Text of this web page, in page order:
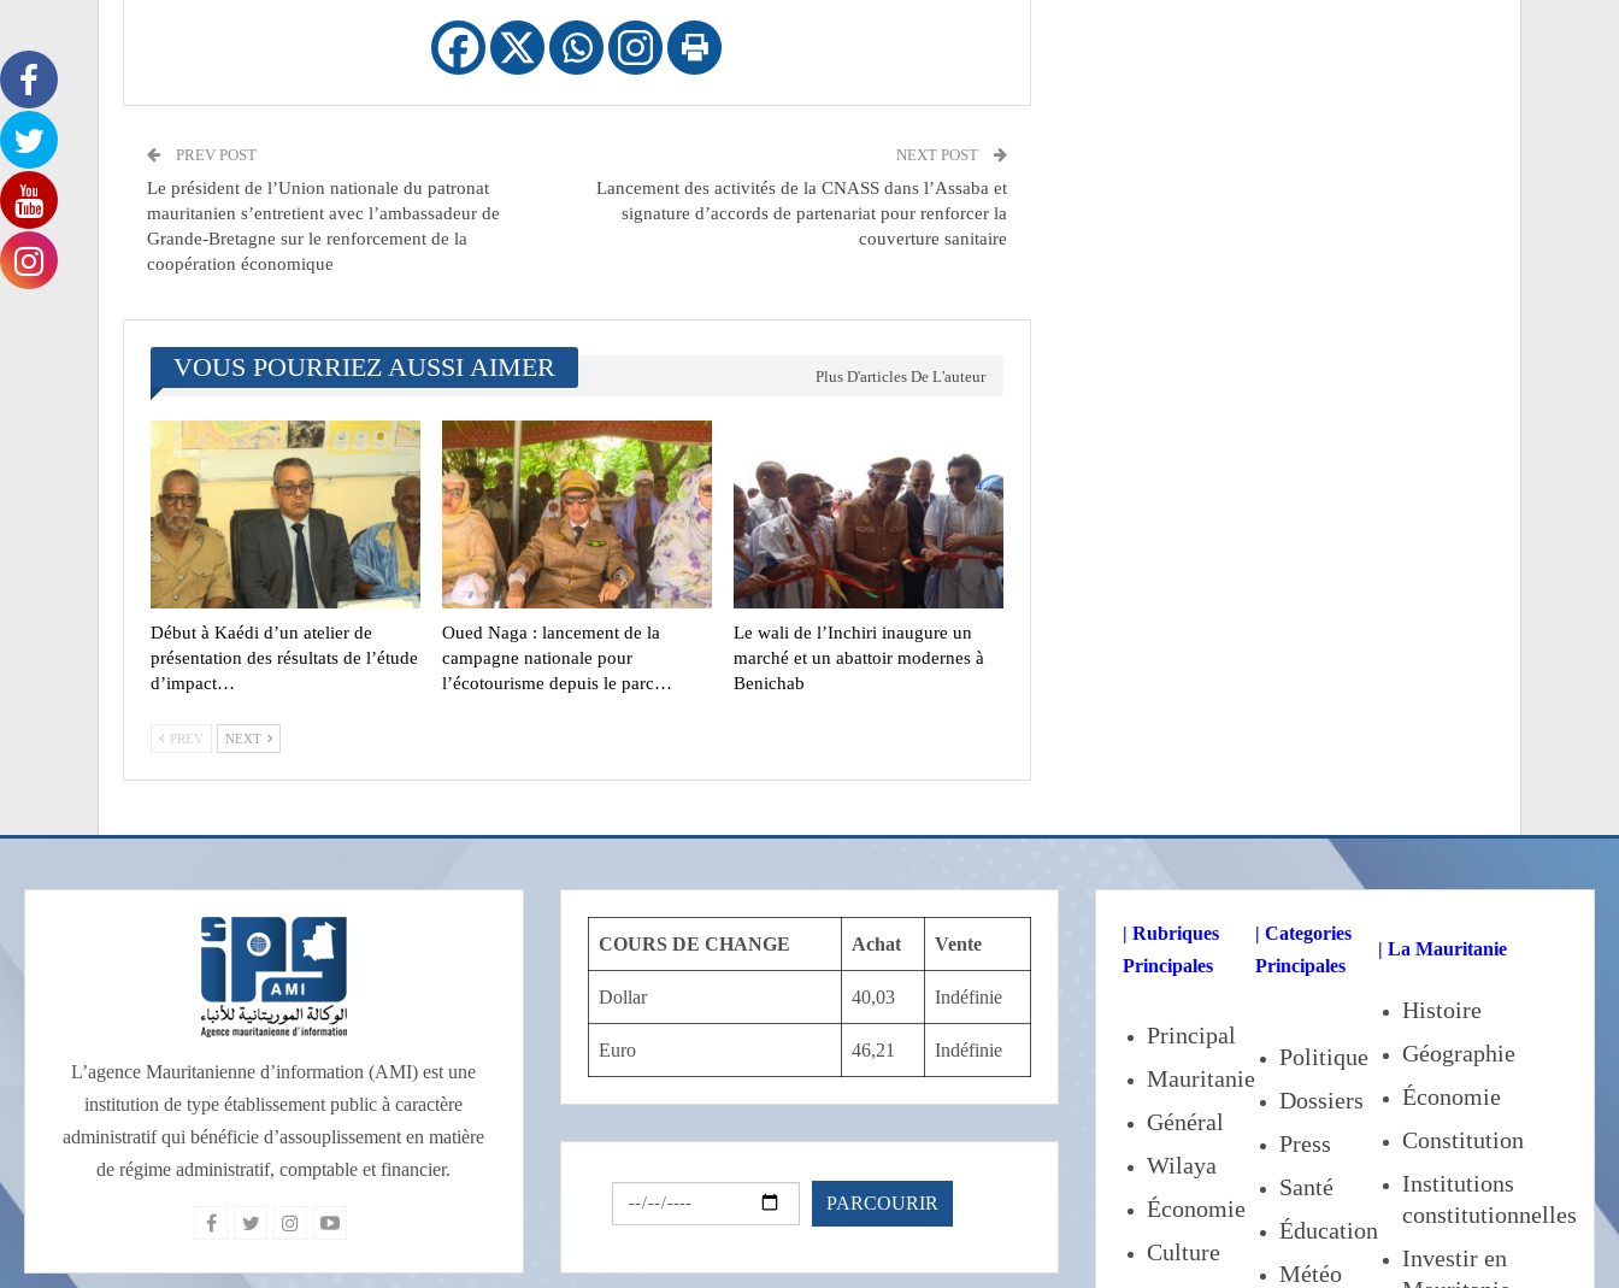
PREV POST
Le président de l’Union nationale du patronat
mauritanien s’entretient avec l’ambassadeur de
Grande-Bretagne sur le renforcement de la
coopération économique
NEXT POST
Lancement des activités de la CNASS dans l’Assaba et
signature d’accords de partenariat pour renforcer la
couverture sanitaire
VOUS POURRIEZ AUSSI AIMER Plus D'articles De L'auteur
Début à Kaédi d’un atelier de
présentation des résultats de l’étude
d’impact…
Oued Naga : lancement de la
campagne nationale pour
l’écotourisme depuis le parc…
Le wali de l’Inchiri inaugure un
marché et un abattoir modernes à
Benichab
PREV NEXT
L’agence Mauritanienne d’information (AMI) est une
institution de type établissement public à caractère
administratif qui bénéficie d’assouplissement en matière
de régime administratif, comptable et financier.
COURS DE CHANGE Achat Vente
Dollar 40,03 Indéfinie
Euro 46,21 Indéfinie
| Rubriques
Principales
| Categories
Principales
| La Mauritanie
Principal
Mauritanie
Général
Wilaya
Économie
Culture
Politique
Dossiers
Press
Santé
Éducation
Météo
Histoire
Géographie
Économie
Constitution
Institutions
constitutionnelles
Investir en